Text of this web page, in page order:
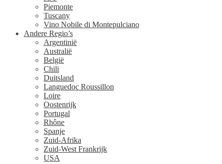
Piemonte
Tuscany
Vino Nobile di Montepulciano
Andere Regio’s
Argentinië
Australië
België
Chili
Duitsland
Languedoc Roussillon
Loire
Oostenrijk
Portugal
Rhône
Spanje
Zuid-Afrika
Zuid-West Frankrijk
USA